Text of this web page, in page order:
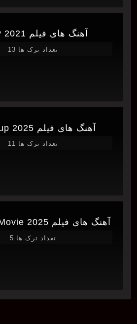
آهنگ های فیلم Nobody 2021
تعداد ترک ها 13
آهنگ های فیلم The Pickup 2025
تعداد ترک ها 11
آهنگ های فیلم A Minecraft Movie 2025
تعداد ترک ها 5